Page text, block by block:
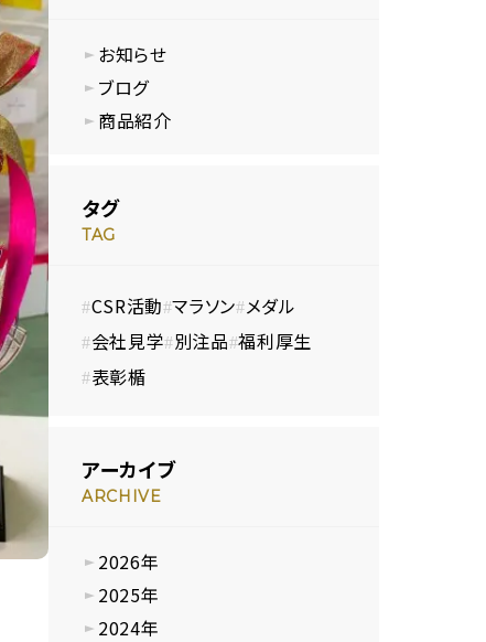
お知らせ
ブログ
商品紹介
タグ
TAG
CSR活動 マラソン メダル
会社見学 別注品 福利厚生
表彰楯
アーカイブ
ARCHIVE
2026年
2025年
2024年